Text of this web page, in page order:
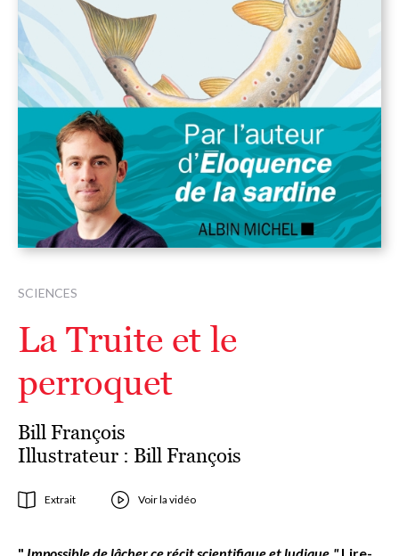
SCIENCES
La Truite et le
perroquet
Bill François
Illustrateur : Bill François
Extrait Voir la vidéo
" Impossible de lâcher ce récit scientifique et ludique."Lire-